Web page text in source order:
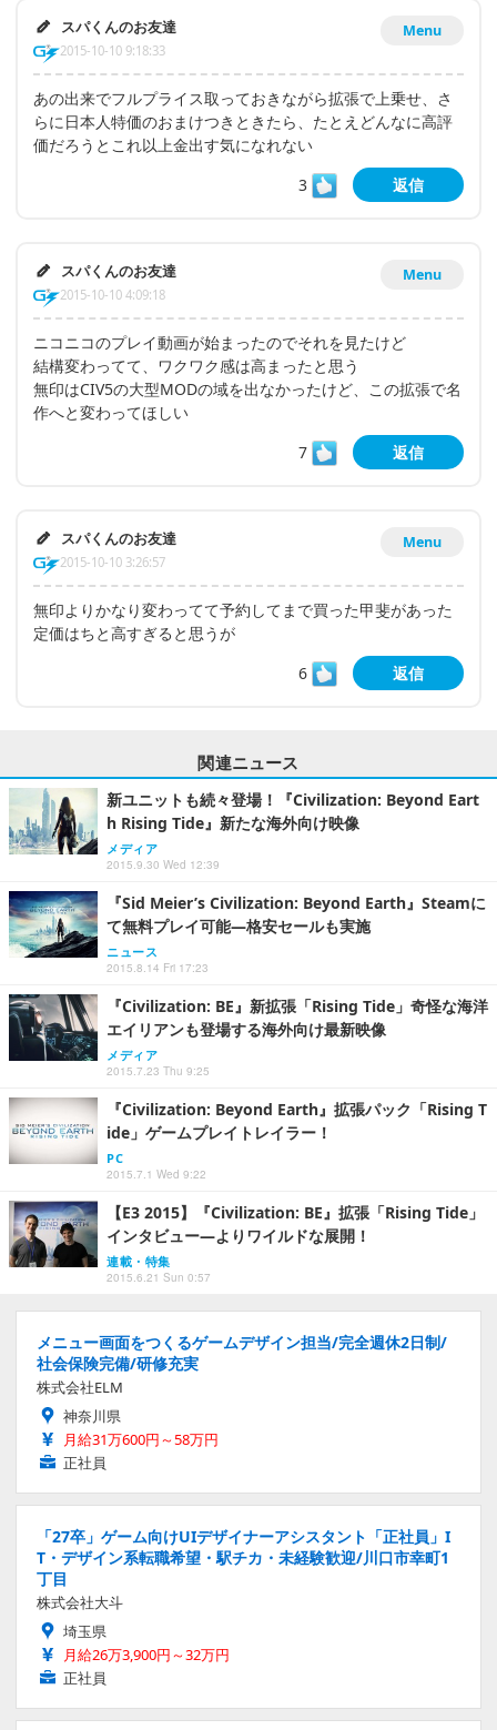
Menu
スパくんのお友達
2015-10-10 9:18:33
あの出来でフルプライス取っておきながら拡張で上乗せ、さ
らに日本人特価のおまけつきときたら、たとえどんなに高評
価だろうとこれ以上金出す気になれない
3
返信
Menu
スパくんのお友達
2015-10-10 4:09:18
ニコニコのプレイ動画が始まったのでそれを見たけど
結構変わってて、ワクワク感は高まったと思う
無印はCIV5の大型MODの域を出なかったけど、この拡張で名
作へと変わってほしい
7
返信
Menu
スパくんのお友達
2015-10-10 3:26:57
無印よりかなり変わってて予約してまで買った甲斐があった
定価はちと高すぎると思うが
6
返信
関連ニュース
新ユニットも続々登場！『Civilization: Beyond Eart
h Rising Tide』新たな海外向け映像
メディア
2015.9.30 Wed 12:39
『Sid Meier’s Civilization: Beyond Earth』Steamに
て無料プレイ可能―格安セールも実施
ニュース
2015.8.14 Fri 17:23
『Civilization: BE』新拡張「Rising Tide」奇怪な海洋
エイリアンも登場する海外向け最新映像
メディア
2015.7.23 Thu 9:25
『Civilization: Beyond Earth』拡張パック「Rising T
ide」ゲームプレイトレイラー！
PC
2015.7.1 Wed 9:22
【E3 2015】『Civilization: BE』拡張「Rising Tide」
インタビュー―よりワイルドな展開！
連載・特集
2015.6.21 Sun 0:57
メニュー画面をつくるゲームデザイン担当/完全週休2日制/
社会保険完備/研修充実
株式会社ELM
神奈川県
月給31万600円～58万円
正社員
「27卒」ゲーム向けUIデザイナーアシスタント「正社員」I
T・デザイン系転職希望・駅チカ・未経験歓迎/川口市幸町1
丁目
株式会社大斗
埼玉県
月給26万3,900円～32万円
正社員